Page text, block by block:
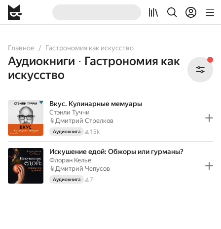
Главное Гастрономия как искусство
AllBooks Audiobooks
Аудиокниги •
Гастрономия как
искусство
Вкус. Кулинарные мемуары
Стэнли Туччи
Дмитрий Стрелков
Аудиокнига 15k
Искушение едой: Обжоры или гурманы?
Флоран Келье
Дмитрий Чепусов
Аудиокнига 7